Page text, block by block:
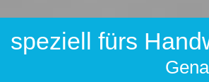
speziell fürs